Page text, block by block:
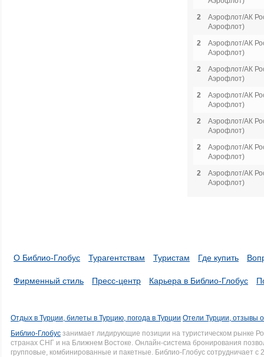
2
Аэрофлот/АК
Аэрофлот)
2
Аэрофлот/АК
Аэрофлот)
2
Аэрофлот/АК
Аэрофлот)
2
Аэрофлот/АК
Аэрофлот)
2
Аэрофлот/АК
Аэрофлот)
2
Аэрофлот/АК
Аэрофлот)
2
Аэрофлот/АК
Аэрофлот)
О Библио-Глобус Турагентствам Туристам Где купить
Фирменный стиль Пресс-центр Карьера в Библио-Глобус
Отдых в Турции, билеты в Турцию, погода в Турции Отели Турции, отзывы
Библио-Глобус занимает лидирующие позиции на туристическом рынке
странах СНГ и на Ближнем Востоке. Онлайн-система бронирования
групповые, комбинированные и пакетные. Библио-Глобус сотрудничает